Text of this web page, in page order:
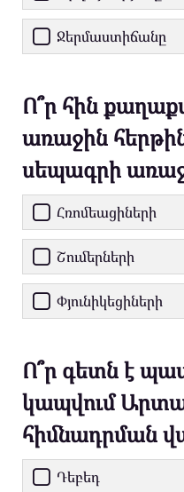
Ջերմաստիճանը
Ո՞ր հին
առաջին
սեպագրի
Հռոմեացիների
Շումերների
Փյունիկեցիների
Ո՞ր գետն է
կապվում
հիմնադրման
Դեբեդ